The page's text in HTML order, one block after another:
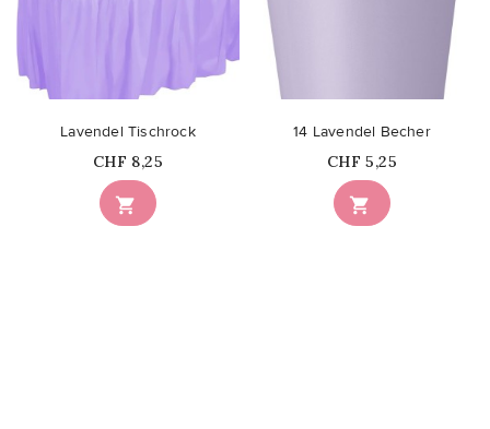

Lavendel Tischrock
Price
CHF 8,25

14 Lavendel Becher
Price
CHF 5,25